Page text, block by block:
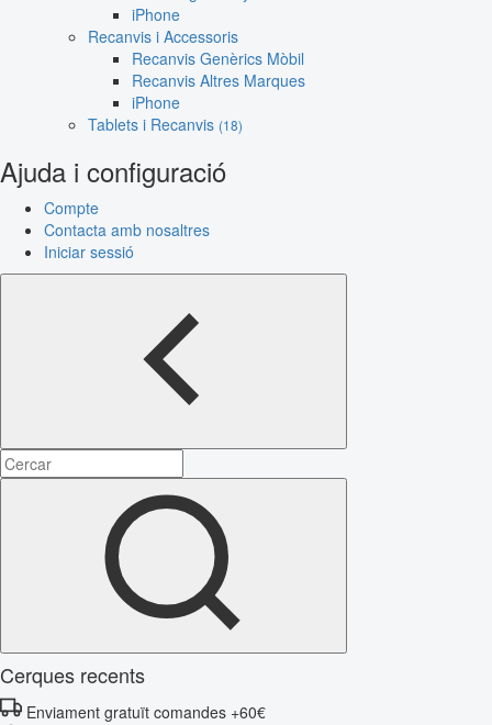
iPhone
Recanvis i Accessoris
Recanvis Genèrics Mòbil
Recanvis Altres Marques
iPhone
Tablets i Recanvis (18)
Ajuda i configuració
Compte
Contacta amb nosaltres
Iniciar sessió
Cerques recents
Enviament gratuït comandes +60€